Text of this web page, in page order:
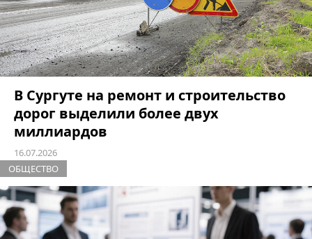
В Сургуте на ремонт и строительство
дорог выделили более двух
миллиардов
16.07.2026
ОБЩЕСТВО